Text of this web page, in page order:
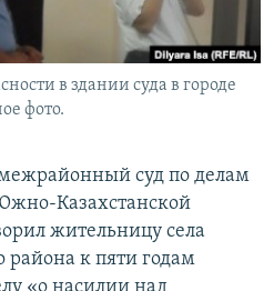
в здании суда в городе
фото.
суд по делам
Казахстанской
жительницу села
района к пяти годам